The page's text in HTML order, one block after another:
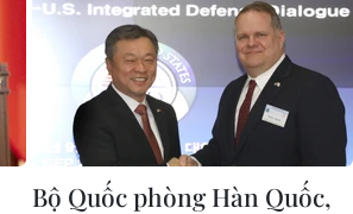
Bộ Quốc phòng Hàn Quốc,